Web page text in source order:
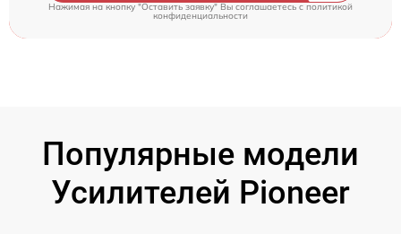
Нажимая на кнопку "Оставить заявку" Вы соглашаетесь cполитикой
конфиденциальности
Популярные модели
Усилителей Pioneer